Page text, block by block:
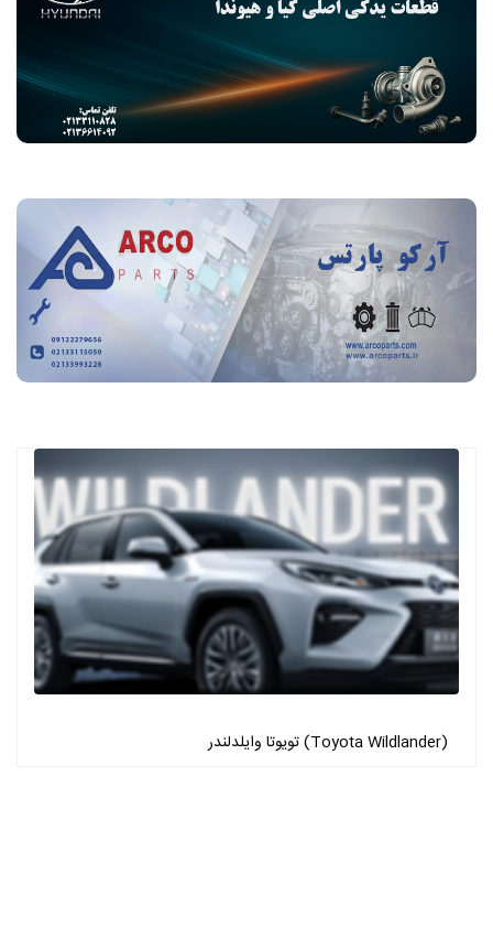
تویوتا وایلدلندر (Toyota Wildlander)